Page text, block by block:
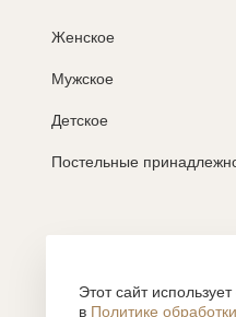
Женское
Мужское
Детское
Постельные
Согласие на обработку
Этот сайт
в Политике